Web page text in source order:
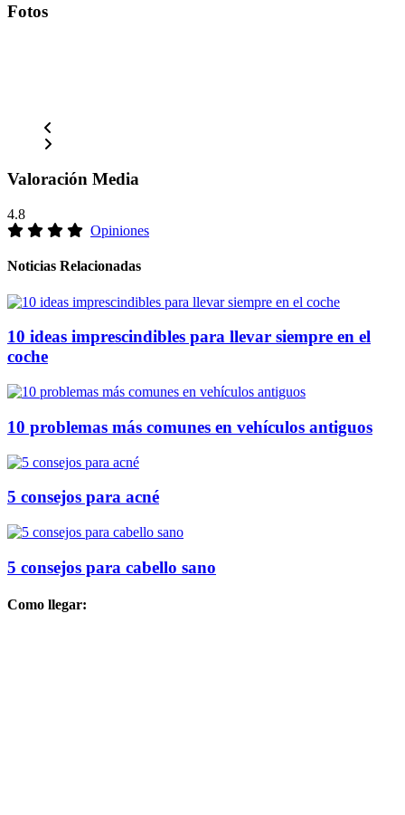
Fotos
Valoración Media
4.8
Opiniones
Noticias Relacionadas
10 ideas imprescindibles para llevar siempre en el
coche
10 problemas más comunes en vehículos antiguos
5 consejos para acné
5 consejos para cabello sano
Como llegar: